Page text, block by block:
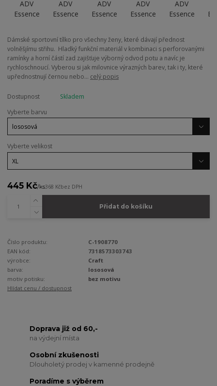
Dámské sportovní tílko pro všechny ženy, které dávají přednost
volněšjímu střihu. Hladký funkční materiál v kombinaci s perforovanými
ramínky a horní částí zad zajišťuje výborný odvod potu a navíc je
rychloschnoucí. Vyberou si jak milovnice výrazných barev, tak i ty, které
upřednostnují černou nebo... celý popis
Dostupnost
Skladem
Vyberte barvu
Vyberte velikost
445 Kč/ks368 Kčbez DPH
Přidat do košíku
Číslo produktu:
C-1908770
EAN kód:
7318573303743
výrobce:
Craft
barva:
lososová
motiv potisku:
bez motivu
Hlídat cenu / dostupnost
Doprava již od 60,-
na výdejní místa
Osobní zkušenosti
Dlouholetý prodej v kamenné prodejně
Poradíme s výběrem